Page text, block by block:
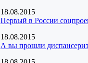
18.08.2015
Первый в России
18.08.2015
А вы прошли